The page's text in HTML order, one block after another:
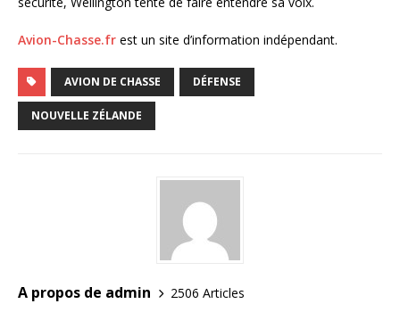
Avion-Chasse.fr est un site d’information indépendant.
AVION DE CHASSE DÉFENSE
NOUVELLE ZÉLANDE
A propos de admin
2506 Articles